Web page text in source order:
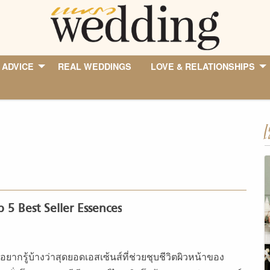
REAL WEDDINGS LOVE & RELATIONSHIPS
5 Best Seller Essences
ยากรู้บ้างว่าสุดยอดเอสเซ้นส์ที่ช่วยชุบชีวิตผิวหน้าของ